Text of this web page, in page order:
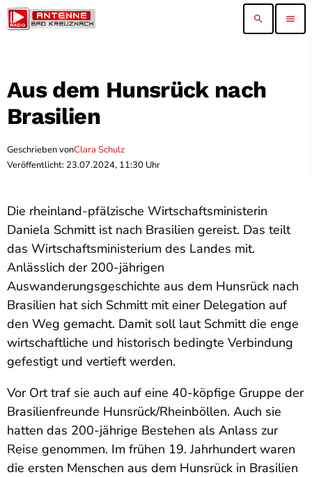
search menu
Aus dem Hunsrück nach
Brasilien
Geschrieben vonClara Schulz
Veröffentlicht: 23.07.2024, 11:30 Uhr
Die rheinland-pfälzische Wirtschaftsministerin
Daniela Schmitt ist nach Brasilien gereist. Das teilt
das Wirtschaftsministerium des Landes mit.
Anlässlich der 200-jährigen
Auswanderungsgeschichte aus dem Hunsrück nach
Brasilien hat sich Schmitt mit einer Delegation auf
den Weg gemacht. Damit soll laut Schmitt die enge
wirtschaftliche und historisch bedingte Verbindung
gefestigt und vertieft werden.
Vor Ort traf sie auch auf eine 40-köpfige Gruppe der
Brasilienfreunde Hunsrück/Rheinböllen. Auch sie
hatten das 200-jährige Bestehen als Anlass zur
Reise genommen. Im frühen 19. Jahrhundert waren
die ersten Menschen aus dem Hunsrück in Brasilien